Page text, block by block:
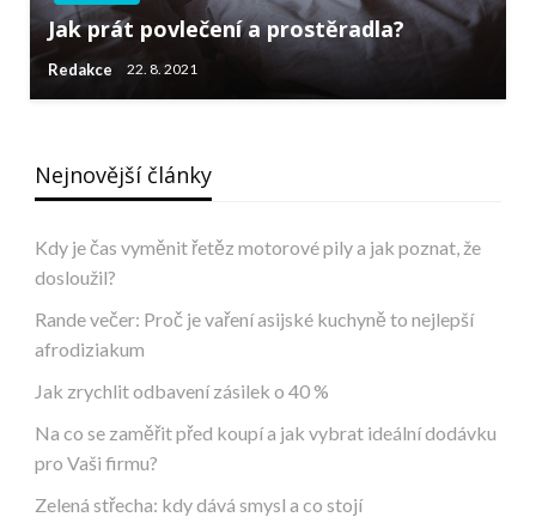
Jak prát povlečení a prostěradla?
Redakce 22. 8. 2021
Nejnovější články
Kdy je čas vyměnit řetěz motorové pily a jak poznat, že
dosloužil?
Rande večer: Proč je vaření asijské kuchyně to nejlepší
afrodiziakum
Jak zrychlit odbavení zásilek o 40 %
Na co se zaměřit před koupí a jak vybrat ideální dodávku
pro Vaši firmu?
Zelená střecha: kdy dává smysl a co stojí